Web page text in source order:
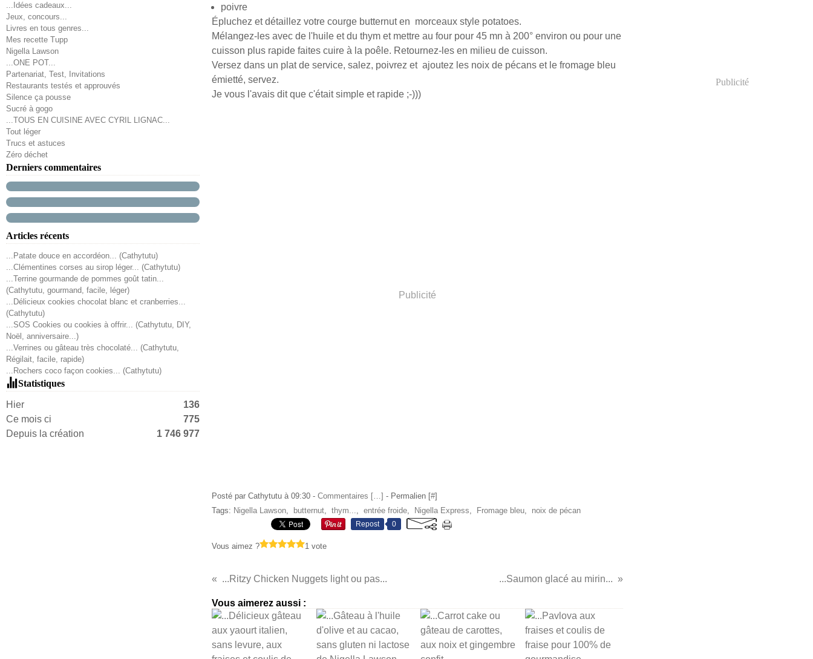
...Idées cadeaux...
Jeux, concours...
Livres en tous genres...
Mes recette Tupp
Nigella Lawson
...ONE POT...
Partenariat, Test, Invitations
Restaurants testés et approuvés
Silence ça pousse
Sucré à gogo
...TOUS EN CUISINE AVEC CYRIL LIGNAC...
Tout léger
Trucs et astuces
Zéro déchet
Derniers commentaires
Articles récents
...Patate douce en accordéon... (Cathytutu)
...Clémentines corses au sirop léger... (Cathytutu)
...Terrine gourmande de pommes goût tatin...
(Cathytutu, gourmand, facile, léger)
...Délicieux cookies chocolat blanc et cranberries...
(Cathytutu)
...SOS Cookies ou cookies à offrir... (Cathytutu, DIY,
Noël, anniversaire...)
...Verrines ou gâteau très chocolaté... (Cathytutu,
Régilait, facile, rapide)
...Rochers coco façon cookies... (Cathytutu)
Statistiques
Hier
136
Ce mois ci
775
Depuis la création
1 746 977
poivre
Épluchez et détaillez votre courge butternut en morceaux style potatoes.
Mélangez-les avec de l'huile et du thym et mettre au four pour 45 mn à 200° environ ou pour une
cuisson plus rapide faites cuire à la poêle. Retournez-les en milieu de cuisson.
Versez dans un plat de service, salez, poivrez et ajoutez les noix de pécans et le fromage bleu
émietté, servez.
Je vous l'avais dit que c'était simple et rapide ;-)))
Publicité
Posté par Cathytutu à 09:30 - Commentaires […] - Permalien [#]
Tags: Nigella Lawson, butternut, thym..., entrée froide, Nigella Express, Fromage bleu, noix de pécan
Repost 0
Vous aimez ? 1 vote
...Ritzy Chicken Nuggets light ou pas... ...Saumon glacé au mirin...
Vous aimerez aussi :
Publicité